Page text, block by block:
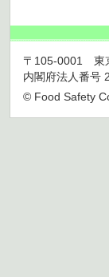
〒105-0001 東
内閣府法人番号
© Food Safety